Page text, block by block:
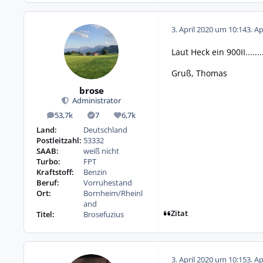
brose
Administrator
53,7k
Beiträge 7
Lösungen6,7k
Reputation
Land:
Deutschland
Postleitzahl: 53332
SAAB:
weiß nicht
Turbo:
FPT
Kraftstoff:
Benzin
Beruf:
Vorruhestand
Ort:
Bornheim/Rheinl
and
Titel:
Brosefuzius
3. April 2020 um 10:143.
Laut Heck ein
Gruß, Thomas
Zitat
3. April 2020 um 10:153.